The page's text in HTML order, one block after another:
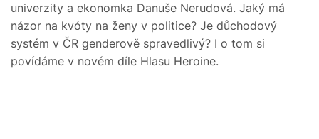
univerzity a ekonomka Danuše Nerudová. Jaký má
názor na kvóty na ženy v politice? Je důchodový
systém v ČR genderově spravedlivý? I o tom si
povídáme v novém díle Hlasu Heroine.